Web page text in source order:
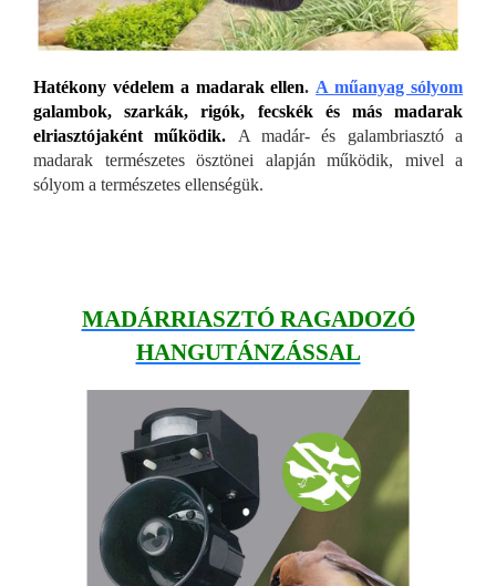
Hatékony védelem a madarak ellen. A műanyag sólyom
galambok, szarkák, rigók, fecskék és más madarak
elriasztójaként működik. A madár- és galambriasztó a
madarak természetes ösztönei alapján működik, mivel a
sólyom a természetes ellenségük.
MADÁRRIASZTÓ RAGADOZÓ
HANGUTÁNZÁSSAL